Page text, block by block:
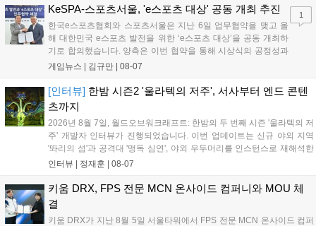
입니다. 시연 참여 관람객에게는 선착순으로 특별 굿즈를 증정하며, 인
KeSPA-스포츠서울, 'e스포츠 대상' 공동 개최 추진
한국e스포츠협회와 스포츠서울은 지난 6일 업무협약을 맺고 올
해 대한민국 e스포츠 발전을 위한 ‘e스포츠 대상’을 공동 개최하
기로 합의했습니다. 양측은 이번 협약을 통해 시상식의 공정성과
전문성을 강화하고 MZ세대를 겨냥한 미디어 영향력을 확대해 e
김영만 회장은 10년 만에 재추진되는 이번 시상식이 e스포츠의
성과와 가치를 널리 알리는 권위 있는 행사가 되도록 노력하겠다
고 밝혔습니다....
게임뉴스 | 김규만 | 08-07
1
[인터뷰] 한밤 시즌2 '울라텍의 저주', 서사부터 엔드 콘텐
츠까지
2026년 8월 7일, 월드오브워크래프트: 한밤의 두 번째 시즌 '울라텍의 저
주' 개발자 인터뷰가 진행되었습니다. 이번 업데이트는 신규 야외 지역
'똬리의 섬'과 공격대 '맹독 심연', 야외 우두머리를 인스턴스로 재해석한
'소굴'을 포함합니다. 개발진은 하우징 시스템 개선 및 신화+ 던전 로테이
를 표했습니다....
인터뷰 | 정재훈 | 08-07
키움 DRX, FPS 전문 MCN 온사이드 컴퍼니와 MOU 체
결
키움 DRX가 지난 8월 5일 서울타워에서 FPS 전문 MCN 온사이드 컴퍼